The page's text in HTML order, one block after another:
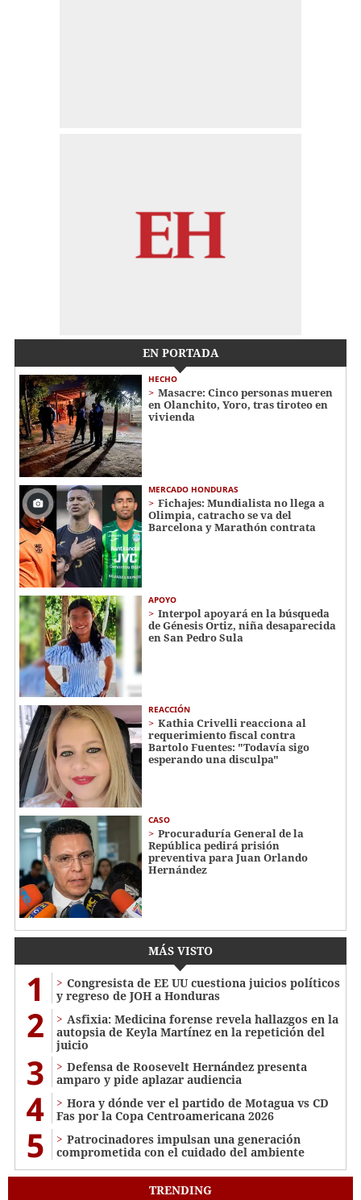
EN PORTADA
HECHO
Masacre: Cinco personas mueren
en Olanchito, Yoro, tras tiroteo en
vivienda
MERCADO HONDURAS
Fichajes: Mundialista no llega a
Olimpia, catracho se va del
Barcelona y Marathón contrata
APOYO
Interpol apoyará en la búsqueda
de Génesis Ortiz, niña desaparecida
en San Pedro Sula
REACCIÓN
Kathia Crivelli reacciona al
requerimiento fiscal contra
Bartolo Fuentes: "Todavía sigo
esperando una disculpa"
CASO
Procuraduría General de la
República pedirá prisión
preventiva para Juan Orlando
Hernández
MÁS VISTO
1
Congresista de EE UU cuestiona juicios políticos
y regreso de JOH a Honduras
2
Asfixia: Medicina forense revela hallazgos en la
autopsia de Keyla Martínez en la repetición del
juicio
3
Defensa de Roosevelt Hernández presenta
amparo y pide aplazar audiencia
4
Hora y dónde ver el partido de Motagua vs CD
Fas por la Copa Centroamericana 2026
5
Patrocinadores impulsan una generación
comprometida con el cuidado del ambiente
TRENDING